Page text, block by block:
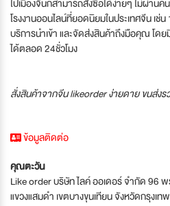
ไปเมืองจีนก็สามารถสั่งซื้อได้ง่ายๆ ไม่ผ่าน
โรงงานออนไลน์ที่ยอดนิยมในประเทศจีน เ
บริการนำเข้า และจัดส่งสินค้าถึงมือคุณ โด
ได้ตลอด 24ชั่วโมง
สั่งสินค้าจากจีน likeorder ง่ายดาย ขนส่งร
ข้อมูลติดต่อ
คุณตะวัน
Like order บริษัท ไลค์ ออเดอร์ จำกัด 96
แขวงแสมดำ เขตบางขุนเทียน จังหวัดกรุงเ